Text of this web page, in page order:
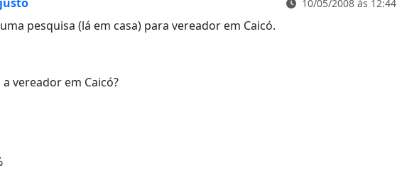
10/05/2008 às 12:44
pesquisa (lá em casa) para vereador em Caicó.
vereador em Caicó?